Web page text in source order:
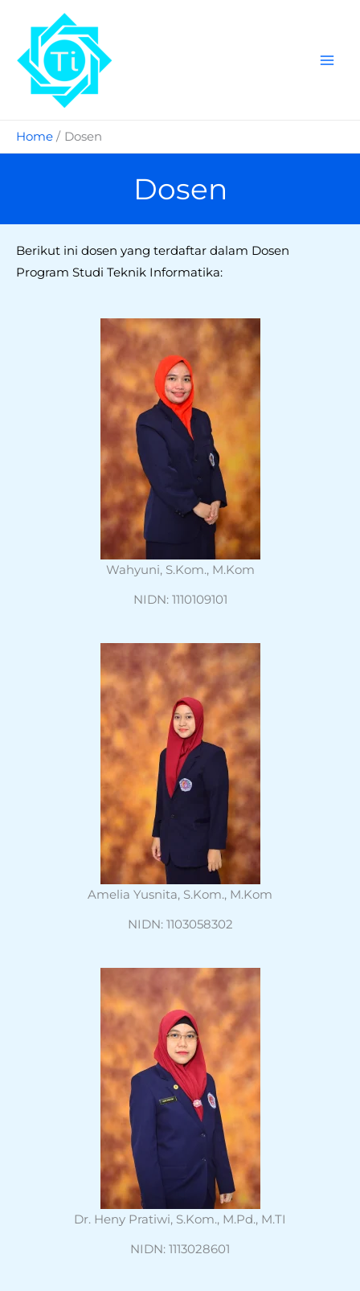
content
Home Dosen
Dosen
Berikut ini dosen yang terdaftar dalam Dosen
Program Studi Teknik Informatika:
Wahyuni, S.Kom., M.Kom
NIDN: 1110109101
Amelia Yusnita, S.Kom., M.Kom
NIDN: 1103058302
Dr. Heny Pratiwi, S.Kom., M.Pd., M.TI
NIDN: 1113028601